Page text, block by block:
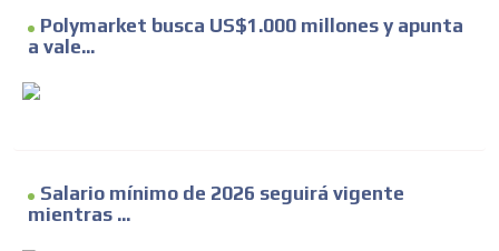
Polymarket busca US$1.000 millones y apunta
a vale...
Salario mínimo de 2026 seguirá vigente
mientras ...